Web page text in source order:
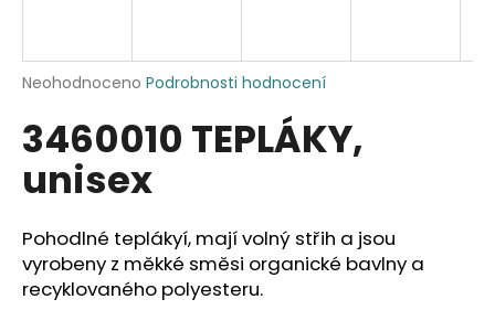
Průměrné
produktu
je
z
hvězdiček.
Neohodnoceno Podrobnosti hodnocení
3460010 TEPLÁKY,
unisex
Pohodlné teplákyí, mají volný střih a jsou
vyrobeny z měkké směsi organické bavlny a
recyklovaného polyesteru.
j
í
?
HLEDAT